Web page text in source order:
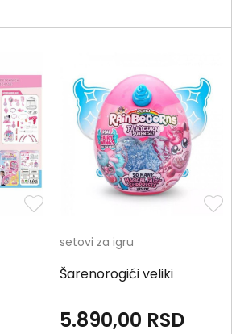
setovi za igru
Šarenorogići veliki
5.890,00 RSD